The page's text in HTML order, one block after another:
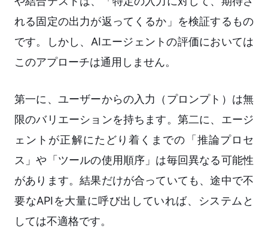
れる固定の出力が返ってくるか」を検証するもの
です。しかし、AIエージェントの評価においては
このアプローチは通用しません。
第一に、ユーザーからの入力（プロンプト）は無
限のバリエーションを持ちます。第二に、エージ
ェントが正解にたどり着くまでの「推論プロセ
ス」や「ツールの使用順序」は毎回異なる可能性
があります。結果だけが合っていても、途中で不
要なAPIを大量に呼び出していれば、システムと
しては不適格です。